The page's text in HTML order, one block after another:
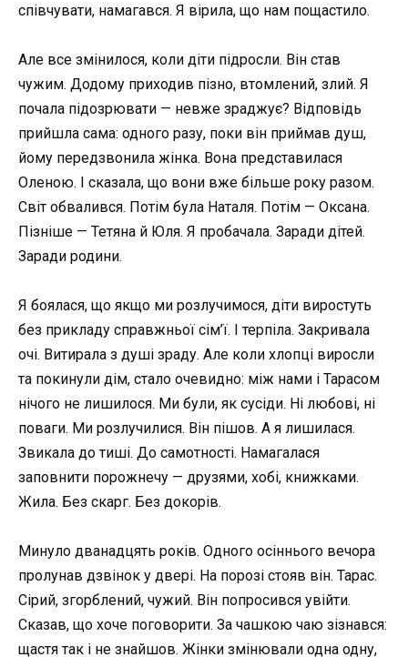
співчувати, намагався. Я вірила, що нам пощастило.
Але все змінилося, коли діти підросли. Він став
чужим. Додому приходив пізно, втомлений, злий. Я
почала підозрювати — невже зраджує? Відповідь
прийшла сама: одного разу, поки він приймав душ,
йому передзвонила жінка. Вона представилася
Оленою. І сказала, що вони вже більше року разом.
Світ обвалився. Потім була Наталя. Потім — Оксана.
Пізніше — Тетяна й Юля. Я пробачала. Заради дітей.
Заради родини.
Я боялася, що якщо ми розлучимося, діти виростуть
без прикладу справжньої сім’ї. І терпіла. Закривала
очі. Витирала з душі зраду. Але коли хлопці виросли
та покинули дім, стало очевидно: між нами і Тарасом
нічого не лишилося. Ми були, як сусіди. Ні любові, ні
поваги. Ми розлучилися. Він пішов. А я лишилася.
Звикала до тиші. До самотності. Намагалася
заповнити порожнечу — друзями, хобі, книжками.
Жила. Без скарг. Без докорів.
Минуло дванадцять років. Одного осіннього вечора
пролунав дзвінок у двері. На порозі стояв він. Тарас.
Сірий, згорблений, чужий. Він попросився увійти.
Сказав, що хоче поговорити. За чашкою чаю зізнався:
щастя так і не знайшов. Жінки змінювали одна одну,